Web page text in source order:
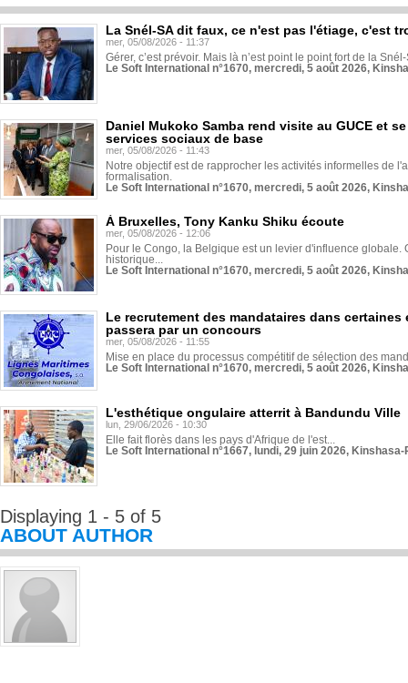
La Snél-SA dit faux, ce n'est pas l'étiage, c'est
mer, 05/08/2026 - 11:37
Gérer, c’est prévoir. Mais là n’est point le point fort de la
Le Soft International n°1670, mercredi, 5 août 2026,
Daniel Mukoko Samba rend visite au GUCE et
services sociaux de base
mer, 05/08/2026 - 11:43
Notre objectif est de rapprocher les activités informelles de
formalisation.
Le Soft International n°1670, mercredi, 5 août 2026,
À Bruxelles, Tony Kanku Shiku écoute
mer, 05/08/2026 - 12:06
Pour le Congo, la Belgique est un levier d'influence globale.
historique...
Le Soft International n°1670, mercredi, 5 août 2026,
Le recrutement des mandataires dans
passera par un concours
mer, 05/08/2026 - 11:55
Mise en place du processus compétitif de sélection des
Le Soft International n°1670, mercredi, 5 août 2026,
L'esthétique ongulaire atterrit à Bandundu Ville
lun, 29/06/2026 - 10:30
Elle fait florès dans les pays d'Afrique de l'est...
Le Soft International n°1667, lundi, 29 juin 2026,
Displaying 1 - 5 of 5
ABOUT AUTHOR